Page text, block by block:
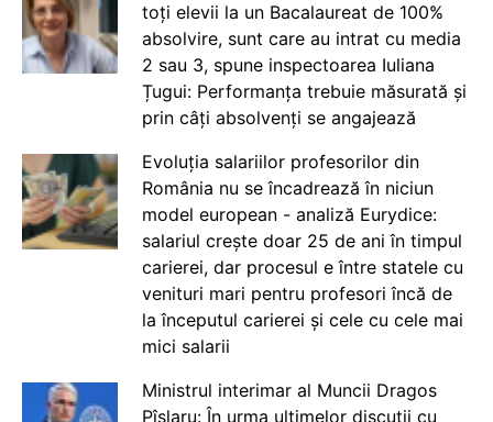
toți elevii la un Bacalaureat de 100%
absolvire, sunt care au intrat cu media
2 sau 3, spune inspectoarea Iuliana
Țugui: Performanța trebuie măsurată și
prin câți absolvenți se angajează
Evoluția salariilor profesorilor din
România nu se încadrează în niciun
model european - analiză Eurydice:
salariul crește doar 25 de ani în timpul
carierei, dar procesul e între statele cu
venituri mari pentru profesori încă de
la începutul carierei și cele cu cele mai
mici salarii
Ministrul interimar al Muncii Dragos
Pîslaru: În urma ultimelor discuții cu